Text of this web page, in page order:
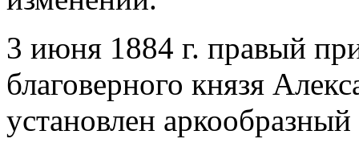
3 июня 1884 г. правый
благоверного князя
установлен